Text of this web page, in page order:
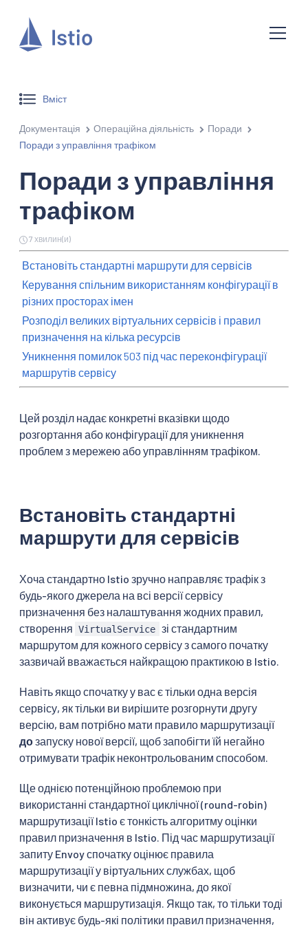
Вміст
Документація Операційна діяльність
Поради
Поради з управління трафіком
Поради з управління
трафіком
7 хвилин(и)
Встановіть стандартні маршрути для сервісів
Керування спільним використанням конфігурації в
різних просторах імен
Розподіл великих віртуальних сервісів і правил
призначення на кілька ресурсів
Уникнення помилок 503 під час переконфігурації
маршрутів сервісу
Цей розділ надає конкретні вказівки щодо
розгортання або конфігурації для уникнення
проблем з мережею або управлінням трафіком.
Встановіть стандартні
маршрути для сервісів
Хоча стандартно Istio зручно направляє трафік з
будь-якого джерела на всі версії сервісу
призначення без налаштування жодних правил,
створення VirtualService зі стандартним
маршрутом для кожного сервісу з самого початку
зазвичай вважається найкращою практикою в Istio.
Навіть якщо спочатку у вас є тільки одна версія
сервісу, як тільки ви вирішите розгорнути другу
версію, вам потрібно мати правило маршрутизації
дозапуску нової версії, щоб запобігти їй негайно
отримувати трафік неконтрольованим способом.
Ще однією потенційною проблемою при
використанні стандартної циклічної (round-robin)
маршрутизації Istio є тонкість алгоритму оцінки
правил призначення в Istio. Під час маршрутизації
запиту Envoy спочатку оцінює правила
маршрутизації у віртуальних службах, щоб
визначити, чи є певна підмножина, до якої
виконується маршрутизація. Якщо так, то тільки тоді
він активує будь-які політики правил призначення,